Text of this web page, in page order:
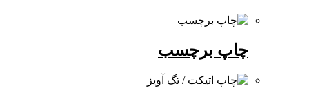
چاپ برچسب